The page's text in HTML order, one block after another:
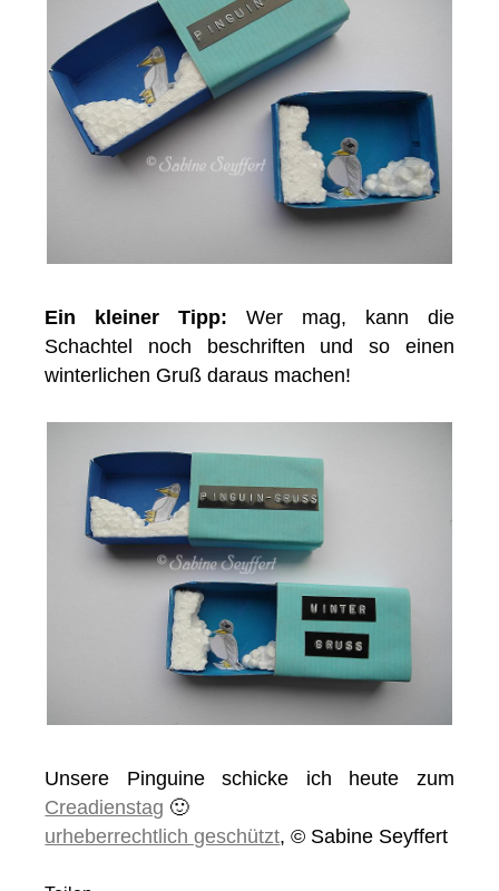
Ein kleiner Tipp: Wer mag, kann die
Schachtel noch beschriften und so einen
winterlichen Gruß daraus machen!
Unsere Pinguine schicke ich heute zum
Creadienstag 🙂
urheberrechtlich geschützt, © Sabine Seyffert